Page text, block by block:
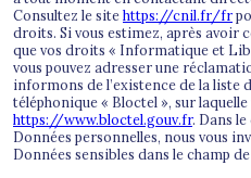
Consultez le sitehttps://cnil.fr/fr
droits. Si vous estimez, après avoir
que vos droits « Informatique et
vous pouvez adresser une
informons de l’existence de la liste
téléphonique « Bloctel », sur
https://www.bloctel.gouv.fr. Dans
Données personnelles, nous vous
Données sensibles dans le champ